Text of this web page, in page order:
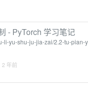
- PyTorch 学习笔记
li-yu-shu-ju-jia-zai/2.2-tu-
2 年前